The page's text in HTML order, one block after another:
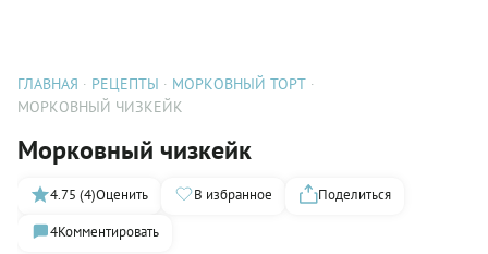
ГЛАВНАЯ РЕЦЕПТЫ
МОРКОВНЫЙ ТОРТ
МОРКОВНЫЙ ЧИЗКЕЙК
Морковный чизкейк
4.75 (4)Оценить В избранное
Поделиться
4Комментировать